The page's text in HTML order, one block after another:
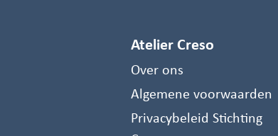
Atelier Creso
Over ons
Algemene voorwaarden
Privacybeleid Stichting